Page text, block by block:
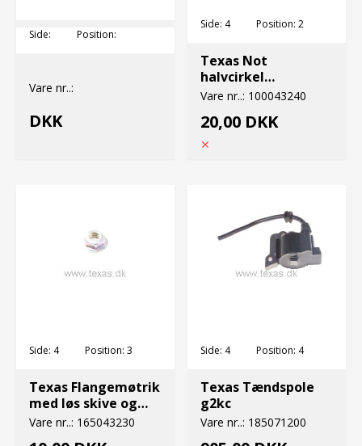
Side: Position:
Vare nr..:
DKK
Side: 4 Position: 2
Texas Not
halvcirkel
M3x3.7x9.3
Vare nr..: 100043240
20,00 DKK
Side: 4 Position: 3
Texas Flangemøtrik
med løs skive og
fingevind M8x1
Vare nr..: 165043230
Side: 4 Position: 4
Texas Tændspole
g2kc
Vare nr..: 185071200